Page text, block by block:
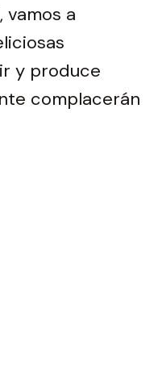
a
y produce
complacerán